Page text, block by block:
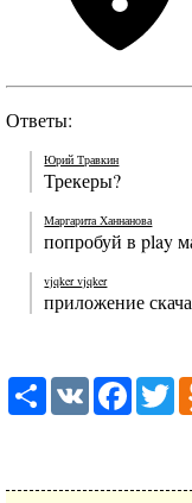
Ответы:
Юрий Травкин
Трекеры?
Маргарита Ханнанова
попробуй в play
vjqker vjqker
приложение
ShareVK